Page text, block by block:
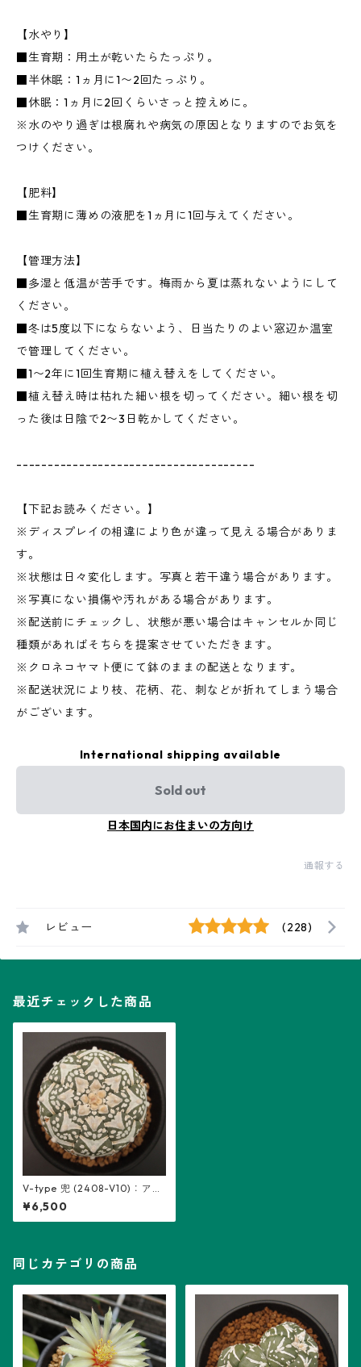
【水やり】
■生育期：用土が乾いたらたっぷり。
■半休眠：1ヵ月に1〜2回たっぷり。
■休眠：1ヵ月に2回くらいさっと控えめに。
※水のやり過ぎは根腐れや病気の原因となりますのでお気を
つけください。
【肥料】
■生育期に薄めの液肥を1ヵ月に1回与えてください。
【管理方法】
■多湿と低温が苦手です。梅雨から夏は蒸れないようにして
ください。
■冬は5度以下にならないよう、日当たりのよい窓辺か温室
で管理してください。
■1〜2年に1回生育期に植え替えをしてください。
■植え替え時は枯れた細い根を切ってください。細い根を切
った後は日陰で2〜3日乾かしてください。
--------------------------------------
【下記お読みください。】
※ディスプレイの相違により色が違って見える場合がありま
す。
※状態は日々変化します。写真と若干違う場合があります。
※写真にない損傷や汚れがある場合があります。
※配送前にチェックし、状態が悪い場合はキャンセルか同じ
種類があればそちらを提案させていただきます。
※クロネコヤマト便にて鉢のままの配送となります。
※配送状況により枝、花柄、花、刺などが折れてしまう場合
がございます。
International shipping available
Sold out
日本国内にお住まいの方向け
通報する
レビュー (228)
最近チェックした商品
V-type 兜 (2408-V10)：アス
トロフィツム属 ※実生
¥6,500
同じカテゴリの商品